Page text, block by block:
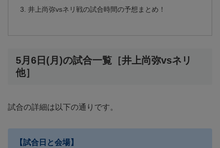
井上尚弥vsネリ戦の試合時間の予想まとめ！
5月6日(月)の試合一覧［井上尚弥vsネリ
他］
試合の詳細は以下の通りです。
【試合日と会場】